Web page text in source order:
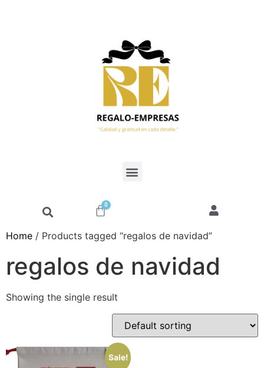
0
Home / Products tagged “regalos de navidad”
regalos de navidad
Showing the single result
Sale!